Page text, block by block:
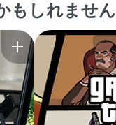
もしれません